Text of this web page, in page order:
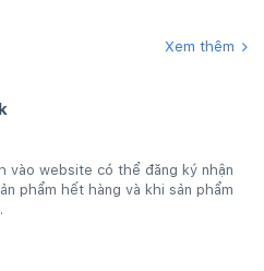
Xem thêm
vào website có thể đăng ký nhận
phẩm hết hàng và khi sản phẩm